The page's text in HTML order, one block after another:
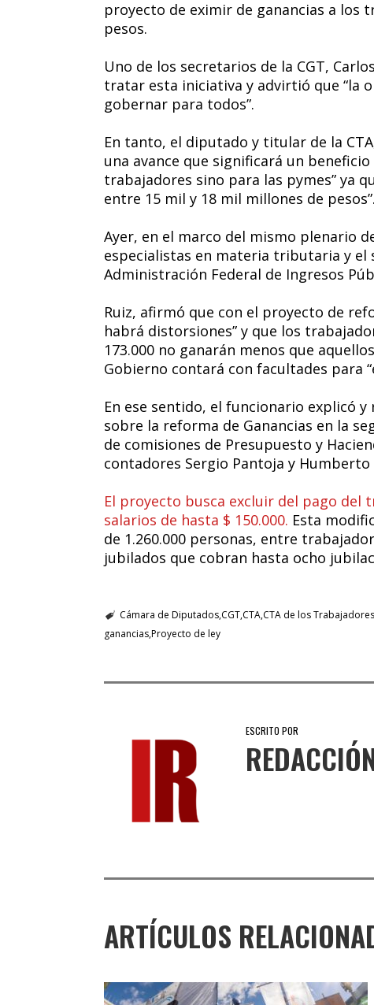
proyecto de eximir de ganancias a los
pesos.
Uno de los secretarios de la CGT,
tratar esta iniciativa y advirtió que “la
gobernar para todos”.
En tanto, el diputado y titular de la
una avance que significará un
trabajadores sino para las pymes” ya
entre 15 mil y 18 mil millones de pesos”.
Ayer, en el marco del mismo plenario
especialistas en materia tributaria y el
Administración Federal de Ingresos
Ruiz, afirmó que con el proyecto de
habrá distorsiones” y que los
173.000 no ganarán menos que
Gobierno contará con facultades para
En ese sentido, el funcionario explicó
sobre la reforma de Ganancias en la
de comisiones de Presupuesto y
contadores Sergio Pantoja y
El proyecto busca excluir del pago
salarios de hasta $ 150.000. Esta
de 1.260.000 personas, entre
jubilados que cobran hasta ocho
Cámara de DiputadosCGTCTACTA de los Trabajadores
gananciasProyecto de ley
ESCRITO POR
ARTÍCULOS